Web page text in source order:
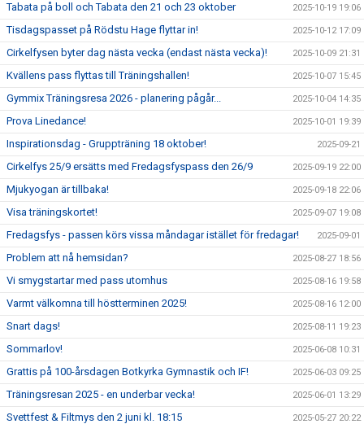
Tabata på boll och Tabata den 21 och 23 oktober 2025-10-19 19:06
Tisdagspasset på Rödstu Hage flyttar in! 2025-10-12 17:09
Cirkelfysen byter dag nästa vecka (endast nästa vecka)! 2025-10-09 21:31
Kvällens pass flyttas till Träningshallen! 2025-10-07 15:45
Gymmix Träningsresa 2026 - planering pågår... 2025-10-04 14:35
Prova Linedance! 2025-10-01 19:39
Inspirationsdag - Gruppträning 18 oktober! 2025-09-21
Cirkelfys 25/9 ersätts med Fredagsfyspass den 26/9 2025-09-19 22:00
Mjukyogan är tillbaka! 2025-09-18 22:06
Visa träningskortet! 2025-09-07 19:08
Fredagsfys - passen körs vissa måndagar istället för fredagar! 2025-09-01
Problem att nå hemsidan? 2025-08-27 18:56
Vi smygstartar med pass utomhus 2025-08-16 19:58
Varmt välkomna till höstterminen 2025! 2025-08-16 12:00
Snart dags! 2025-08-11 19:23
Sommarlov! 2025-06-08 10:31
Grattis på 100-årsdagen Botkyrka Gymnastik och IF! 2025-06-03 09:25
Träningsresan 2025 - en underbar vecka! 2025-06-01 13:29
Svettfest & Filtmys den 2 juni kl. 18:15 2025-05-27 20:22